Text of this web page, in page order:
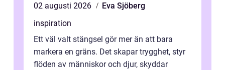
02 augusti 2026
Eva Sjöberg
inspiration
Ett väl valt stängsel gör mer än att bara
markera en gräns. Det skapar trygghet, styr
flöden av människor och djur, skyddar